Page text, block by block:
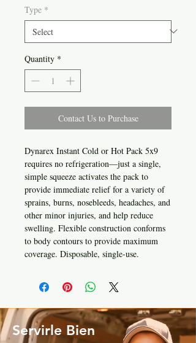
Type *
Quantity *
Contact Us to Purchase
Dynarex Instant Cold or Hot Pack 5x9
requires no refrigeration—just a single,
simple squeeze activates the pack to
provide immediate relief for a variety of
sprains, burns, nosebleeds, headaches, and
other minor injuries, and help reduce
swelling. Flexible construction conforms
to body contours to provide maximum
coverage. Disposable, single-use.
Servirle Bien